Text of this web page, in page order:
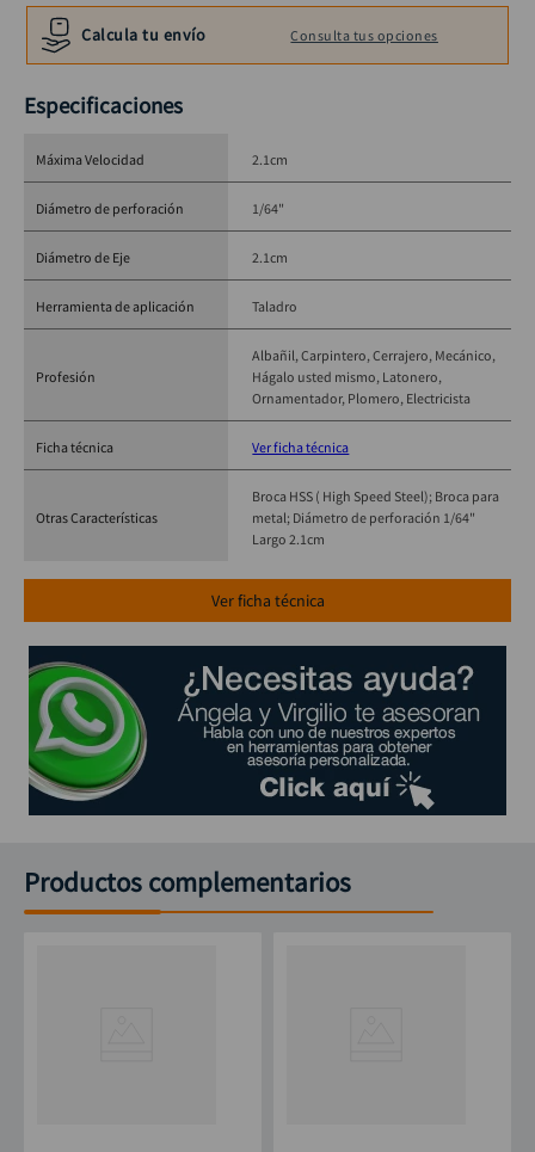
Calcula tu envío Consulta tus opciones
Ver ficha técnica
Especificaciones
Máxima Velocidad 2.1cm
Diámetro de perforación 1/64"
Diámetro de Eje 2.1cm
Herramienta de aplicación Taladro
Profesión
Albañil Carpintero Cerrajero Mecánico
Hágalo usted mismo Latonero
Ornamentador Plomero Electricista
Ficha técnica Ver ficha técnica
Otras Características
Broca HSS ( High Speed Steel); Broca para
metal; Diámetro de perforación 1/64"
Largo 2.1cm
Productos complementarios